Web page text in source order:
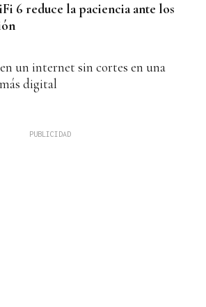
6 reduce la paciencia ante los
un internet sin cortes en una
digital